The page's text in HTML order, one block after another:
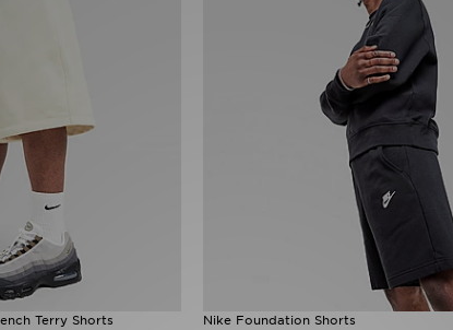
Terry Shorts Nike Foundation Shorts